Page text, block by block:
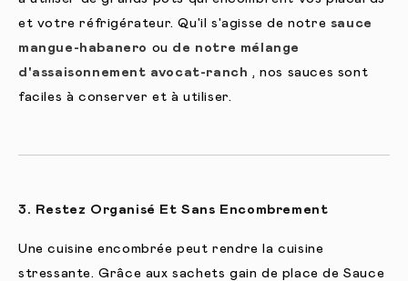
et votre réfrigérateur. Qu'il s'agisse de notre sauce
mangue-habanero ou de notre mélange
d'assaisonnement avocat-ranch , nos sauces sont
faciles à conserver et à utiliser.
3. Restez Organisé Et Sans Encombrement
Une cuisine encombrée peut rendre la cuisine
stressante. Grâce aux sachets gain de place de Sauce